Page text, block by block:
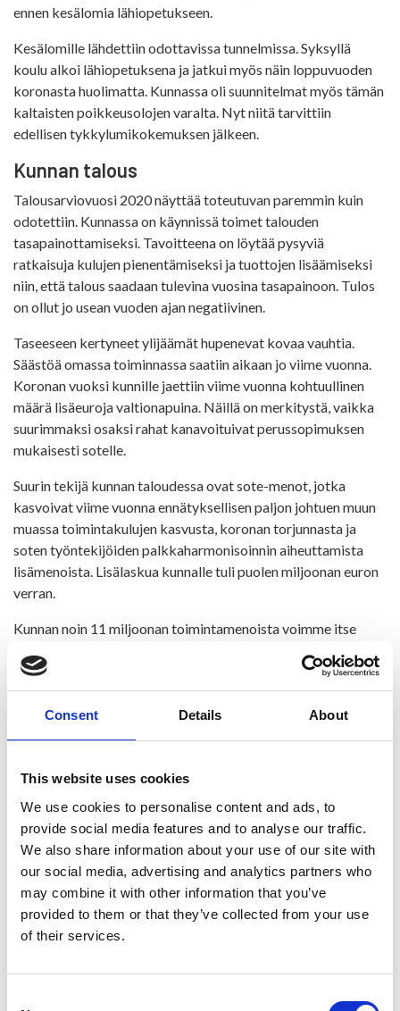
Consent Details About
This website uses cookies
We use cookies to personalise content and ads, to
provide social media features and to analyse our traffic.
We also share information about your use of our site with
our social media, advertising and analytics partners who
may combine it with other information that you’ve
provided to them or that they’ve collected from your use
of their services.
ennen kesälomia lähiopetukseen.
Kesälomille lähdettiin odottavissa tunnelmissa. Syksyllä
koulu alkoi lähiopetuksena ja jatkui myös näin loppuvuoden
koronasta huolimatta. Kunnassa oli suunnitelmat myös tämän
kaltaisten poikkeusolojen varalta. Nyt niitä tarvittiin
edellisen tykkylumikokemuksen jälkeen.
Kunnan talous
Talousarviovuosi 2020 näyttää toteutuvan paremmin kuin
odotettiin. Kunnassa on käynnissä toimet talouden
tasapainottamiseksi. Tavoitteena on löytää pysyviä
ratkaisuja kulujen pienentämiseksi ja tuottojen lisäämiseksi
niin, että talous saadaan tulevina vuosina tasapainoon. Tulos
on ollut jo usean vuoden ajan negatiivinen.
Taseeseen kertyneet ylijäämät hupenevat kovaa vauhtia.
Säästöä omassa toiminnassa saatiin aikaan jo viime vuonna.
Koronan vuoksi kunnille jaettiin viime vuonna kohtuullinen
määrä lisäeuroja valtionapuina. Näillä on merkitystä, vaikka
suurimmaksi osaksi rahat kanavoituivat perussopimuksen
mukaisesti sotelle.
Suurin tekijä kunnan taloudessa ovat sote-menot, jotka
kasvoivat viime vuonna ennätyksellisen paljon johtuen muun
muassa toimintakulujen kasvusta, koronan torjunnasta ja
soten työntekijöiden palkkaharmonisoinnin aiheuttamista
lisämenoista. Lisälaskua kunnalle tuli puolen miljoonan euron
verran.
Kunnan noin 11 miljoonan toimintamenoista voimme itse
miljoonaan. Leijonanosan, noin kaksi miljoonaa euroa, ottaa
sivistystoimi, jossa merkittävimmät kulut tulevat
perusopetuksesta ja varhaiskasvatuksesta. Puolen miljoonan
euron säästön aikaan saaminen yhdessä toimintavuodessa ei
käynnissä. Niin on ollut jo vuosien ajan. Toimet eivät ole olleet
riittäviä. Kuntien maksuosuudet eivät ole riittäneet sote-
kuluihin. Lisämaksua on tullut vuosittain.
Uuden sairaalan rakentamisen Kaksin mäelle uskottiin ja
laskettiin tuovan merkittäviä säästöjä sote-kuluihin. Tämä
vaikutus näkyy viiveellä sen jälkeen, kun toiminnot ovat